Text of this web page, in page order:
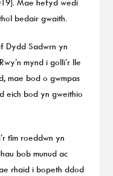
bedair gwaith.
Dydd Sadwrn yn
mynd i golli’r lle
mae bod o gwmpas
eich bod yn gweithio
tîm roeddwn yn
bob munud ac
rhaid i bopeth ddod